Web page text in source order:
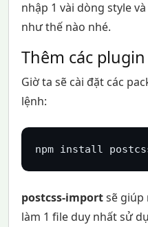
nhập 1 vài dòng style
như thế nào nhé.
Thêm các plugin
Giờ ta sẽ cài đặt các
lệnh:
npm install
postcss-importsẽ giúp
làm 1 file duy nhất sử